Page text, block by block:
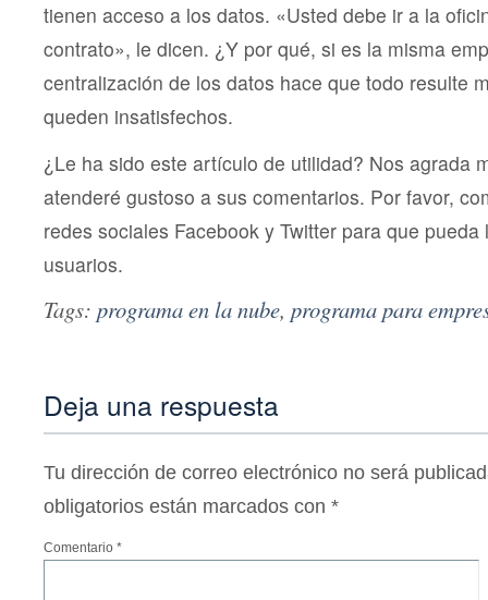
tienen acceso a los datos. «Usted debe ir a la
contrato», le dicen. ¿Y por qué, si es la misma
centralización de los datos hace que todo resulte
queden insatisfechos.
¿Le ha sido este artículo de utilidad? Nos agrada
atenderé gustoso a sus comentarios. Por favor,
redes sociales Facebook y Twitter para que
usuarios.
Tags: programa en la nube, programa para
Deja una respuesta
Tu dirección de correo electrónico no será
obligatorios están marcados con *
Comentario *